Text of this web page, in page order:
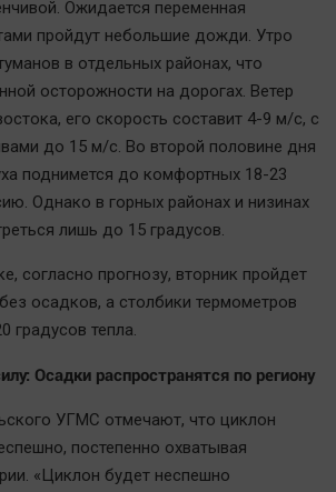
уроки
Ч
Ожидается переменная
пройдут небольшие дожди. Утро
в отдельных районах, что
осторожности на дорогах. Ветер
его скорость составит 4-9 м/с, с
до 15 м/с. Во второй половине дня
поднимется до комфортных 18-23
Однако в горных районах и низинах
лишь до 15 градусов.
согласно прогнозу, вторник пройдет
осадков, а столбики термометров
градусов тепла.
Осадки распространятся по региону
УГМС отмечают, что циклон
постепенно охватывая
«Циклон будет неспешно